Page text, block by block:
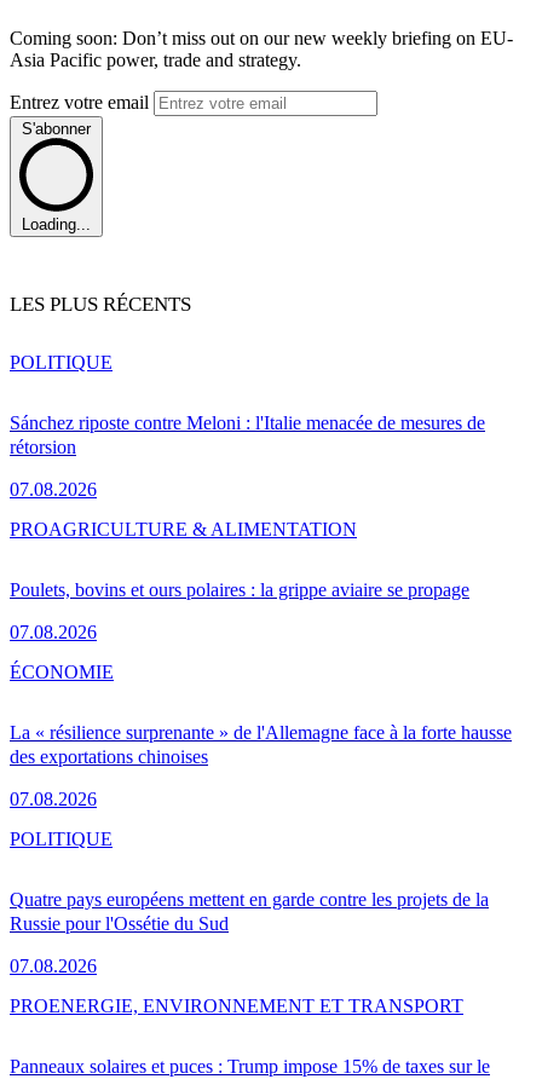
Coming soon: Don’t miss out on our new weekly briefing on EU-
Asia Pacific power, trade and strategy.
Entrez votre email
S'abonner
Loading...
LES PLUS RÉCENTS
Sánchez riposte contre Meloni : l'Italie menacée de mesures de
rétorsion
07.08.2026
POLITIQUE
Poulets, bovins et ours polaires : la grippe aviaire se propage
07.08.2026
PROAGRICULTURE & ALIMENTATION
La « résilience surprenante » de l'Allemagne face à la forte hausse
des exportations chinoises
07.08.2026
ÉCONOMIE
Quatre pays européens mettent en garde contre les projets de la
Russie pour l'Ossétie du Sud
07.08.2026
POLITIQUE
Panneaux solaires et puces : Trump impose 15% de taxes sur le
PROENERGIE, ENVIRONNEMENT ET TRANSPORT